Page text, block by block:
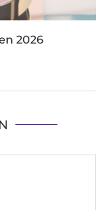
2026